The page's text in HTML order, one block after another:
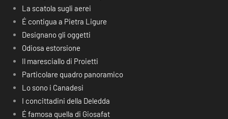
La scatola sugli aerei
É contigua a Pietra Ligure
Designano gli oggetti
Odiosa estorsione
Il maresciallo di Proietti
Particolare quadro panoramico
Lo sono i Canadesi
I concittadini della Deledda
É famosa quella di Giosafat